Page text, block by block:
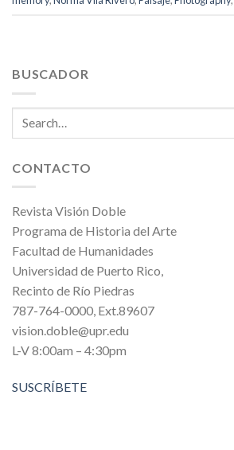
BUSCADOR
CONTACTO
Revista Visión Doble
Programa de Historia del Arte
Facultad de Humanidades
Universidad de Puerto Rico,
Recinto de Río Piedras
787-764-0000, Ext.89607
vision.doble@upr.edu
L-V 8:00am – 4:30pm
SUSCRÍBETE